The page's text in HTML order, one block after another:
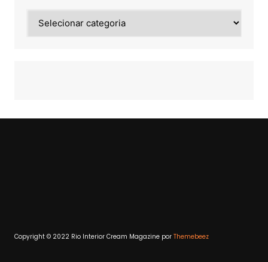
de:
Copyright © 2022 Rio InteriorCream Magazine por Themebeez